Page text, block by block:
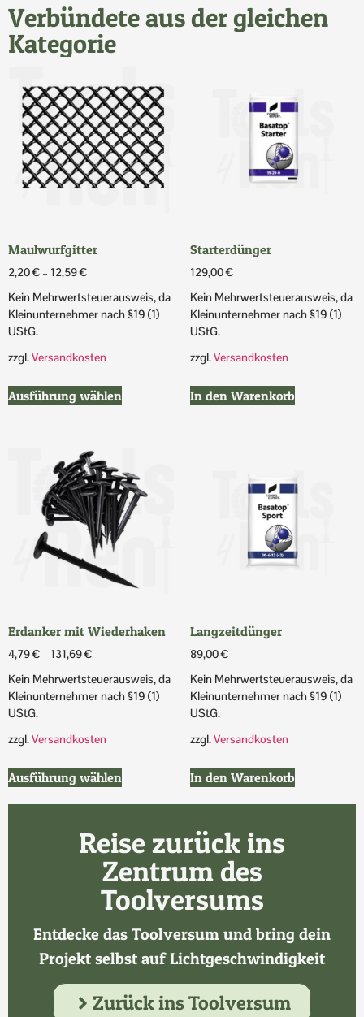
Verbündete aus der gleichen
Kategorie
Maulwurfgitter
2,20€ – 12,59€
Kein Mehrwertsteuerausweis, da
Kleinunternehmer nach §19 (1)
UStG.
zzgl.Versandkosten
Ausführung wählen
Starterdünger
129,00€
Kein Mehrwertsteuerausweis, da
Kleinunternehmer nach §19 (1)
UStG.
zzgl.Versandkosten
In den Warenkorb
Erdanker mit Wiederhaken
4,79€ – 131,69€
Kein Mehrwertsteuerausweis, da
Kleinunternehmer nach §19 (1)
UStG.
zzgl.Versandkosten
Ausführung wählen
Langzeitdünger
89,00€
Kein Mehrwertsteuerausweis, da
Kleinunternehmer nach §19 (1)
UStG.
zzgl.Versandkosten
In den Warenkorb
Reise zurück ins
Zentrum des
Toolversums
Entdecke das Toolversum und bring dein
Projekt selbst auf Lichtgeschwindigkeit
Zurück ins Toolversum